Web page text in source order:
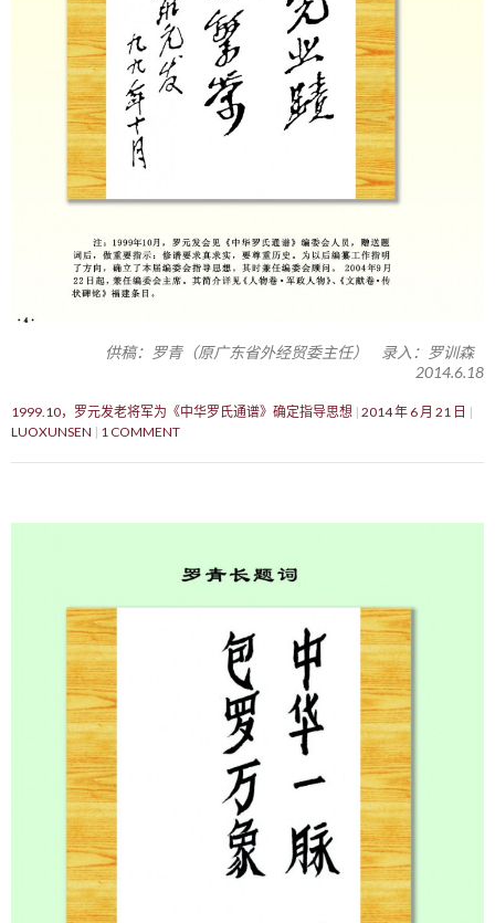
供稿：罗青（原广东省外经贸委主任） 录入：罗训森
2014.6.18
1999.10，罗元发老将军为《中华罗氏通谱》确定指导思想 2014 年 6 月 21 日
LUOXUNSEN
1 COMMENT